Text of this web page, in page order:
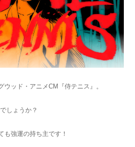
ウッド・アニメCM『侍テニス』。
しょうか？
も強運の持ち主です！